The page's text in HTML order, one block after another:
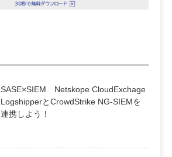
SASE×SIEM Netskope CloudExchage
LogshipperとCrowdStrike NG-SIEMを
連携しよう！